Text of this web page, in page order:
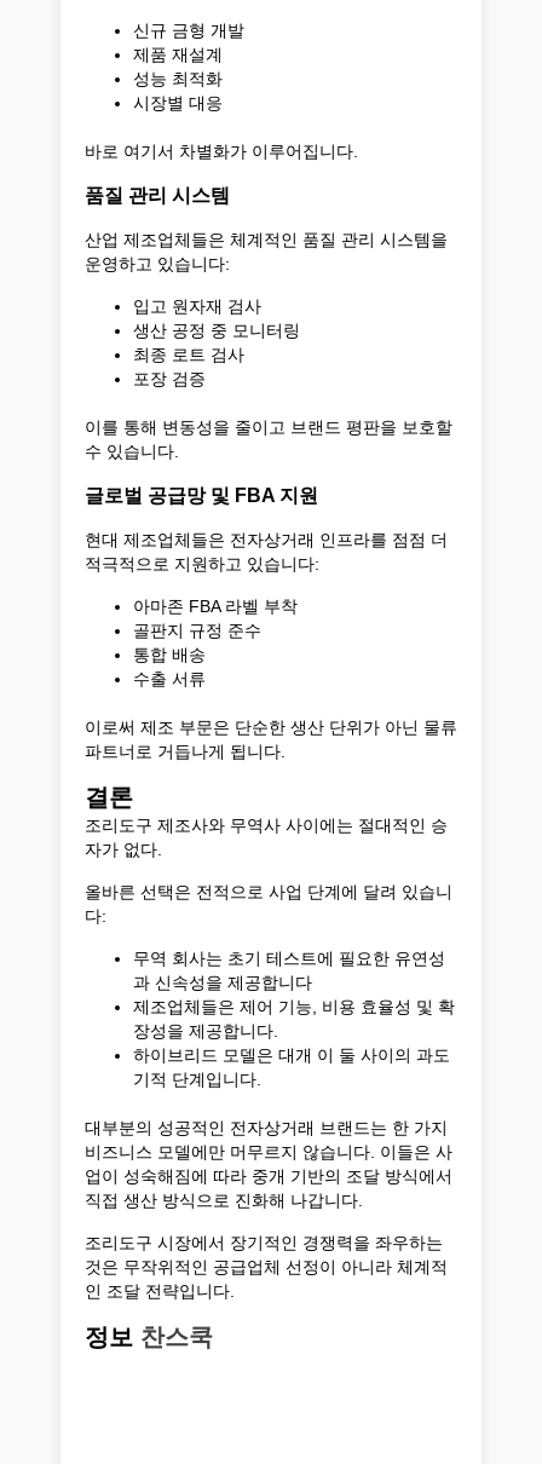
신규 금형 개발
제품 재설계
성능 최적화
시장별 대응
바로 여기서 차별화가 이루어집니다.
품질 관리 시스템
산업 제조업체들은 체계적인 품질 관리 시스템을
운영하고 있습니다:
입고 원자재 검사
생산 공정 중 모니터링
최종 로트 검사
포장 검증
이를 통해 변동성을 줄이고 브랜드 평판을 보호할
수 있습니다.
글로벌 공급망 및 FBA 지원
현대 제조업체들은 전자상거래 인프라를 점점 더
적극적으로 지원하고 있습니다:
아마존 FBA 라벨 부착
골판지 규정 준수
통합 배송
수출 서류
이로써 제조 부문은 단순한 생산 단위가 아닌 물류
파트너로 거듭나게 됩니다.
결론
조리도구 제조사와 무역사 사이에는 절대적인 승
자가 없다.
올바른 선택은 전적으로 사업 단계에 달려 있습니
다:
무역 회사는 초기 테스트에 필요한 유연성
과 신속성을 제공합니다
제조업체들은 제어 기능, 비용 효율성 및 확
장성을 제공합니다.
하이브리드 모델은 대개 이 둘 사이의 과도
기적 단계입니다.
대부분의 성공적인 전자상거래 브랜드는 한 가지
비즈니스 모델에만 머무르지 않습니다. 이들은 사
업이 성숙해짐에 따라 중개 기반의 조달 방식에서
직접 생산 방식으로 진화해 나갑니다.
조리도구 시장에서 장기적인 경쟁력을 좌우하는
것은 무작위적인 공급업체 선정이 아니라 체계적
인 조달 전략입니다.
정보 찬스쿡